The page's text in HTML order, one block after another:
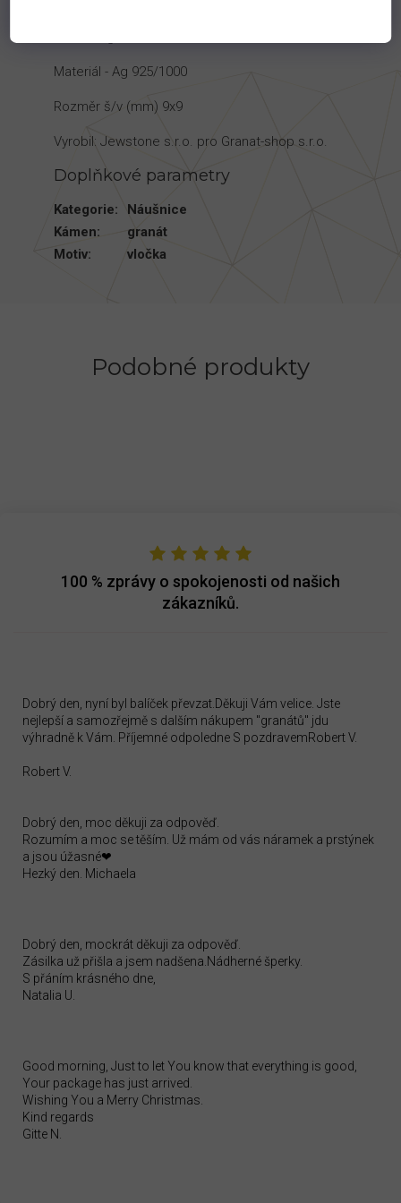
Materiál - Ag 925/1000
Rozměr š/v (mm) 9x9
Vyrobil: Jewstone s.r.o. pro Granat-shop s.r.o.
Doplňkové parametry
Kategorie:
Náušnice
Kámen:
granát
Motiv: vločka
Podobné produkty
100 % zprávy o spokojenosti od našich
zákazníků.
Dobrý den, nyní byl balíček převzat.Děkuji Vám velice. Jste
nejlepší a samozřejmě s dalším nákupem "granátů" jdu
výhradně k Vám. Příjemné odpoledne S pozdravemRobert V.
Robert V.
Dobrý den, moc děkuji za odpověď.
Rozumím a moc se těším. Už mám od vás náramek a prstýnek
a jsou úžasné❤
Hezký den. Michaela
Dobrý den, mockrát děkuji za odpověď.
Zásilka už přišla a jsem nadšena.Nádherné šperky.
S přáním krásného dne,
Natalia U.
Good morning, Just to let You know that everything is good,
Your package has just arrived.
Wishing You a Merry Christmas.
Kind regards
Gitte N.